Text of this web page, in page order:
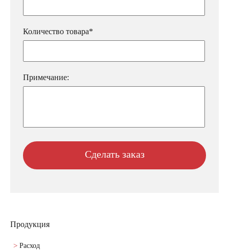
Продукция
Расход
Количество товара*
Примечание: